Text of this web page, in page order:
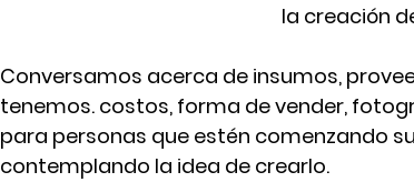
la creación
Conversamos acerca de insumos,
tenemos. costos, forma de vender,
para personas que estén comenzando
contemplando la idea de crearlo.